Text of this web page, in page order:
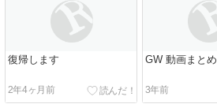
復帰します
2年4ヶ月前
GW 動画まとめ
3年前